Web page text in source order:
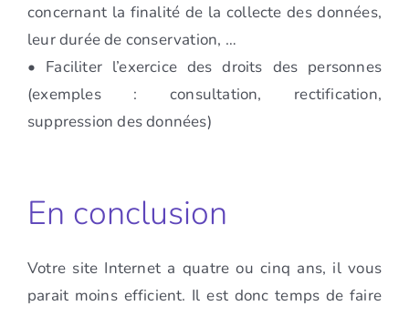
concernant la finalité de la collecte des données,
leur durée de conservation, …
• Faciliter l’exercice des droits des personnes
(exemples : consultation, rectification,
suppression des données)
En conclusion
Votre site Internet a quatre ou cinq ans, il vous
parait moins efficient. Il est donc temps de faire